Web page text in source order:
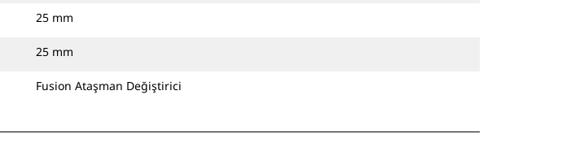
25 mm
25 mm
Fusion Ataşman Değiştirici